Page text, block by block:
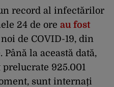
record al infectărilor
24 de ore au fost
noi de COVID-19, din
Până la această dată,
925.001
sunt internați